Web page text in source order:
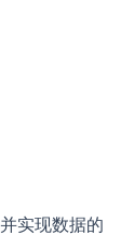
实现数据的